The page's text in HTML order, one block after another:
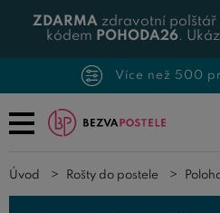
ZDARMA zdravotní polštář
kódem POHODA26.
Více než 500
Úvod Rošty do postele